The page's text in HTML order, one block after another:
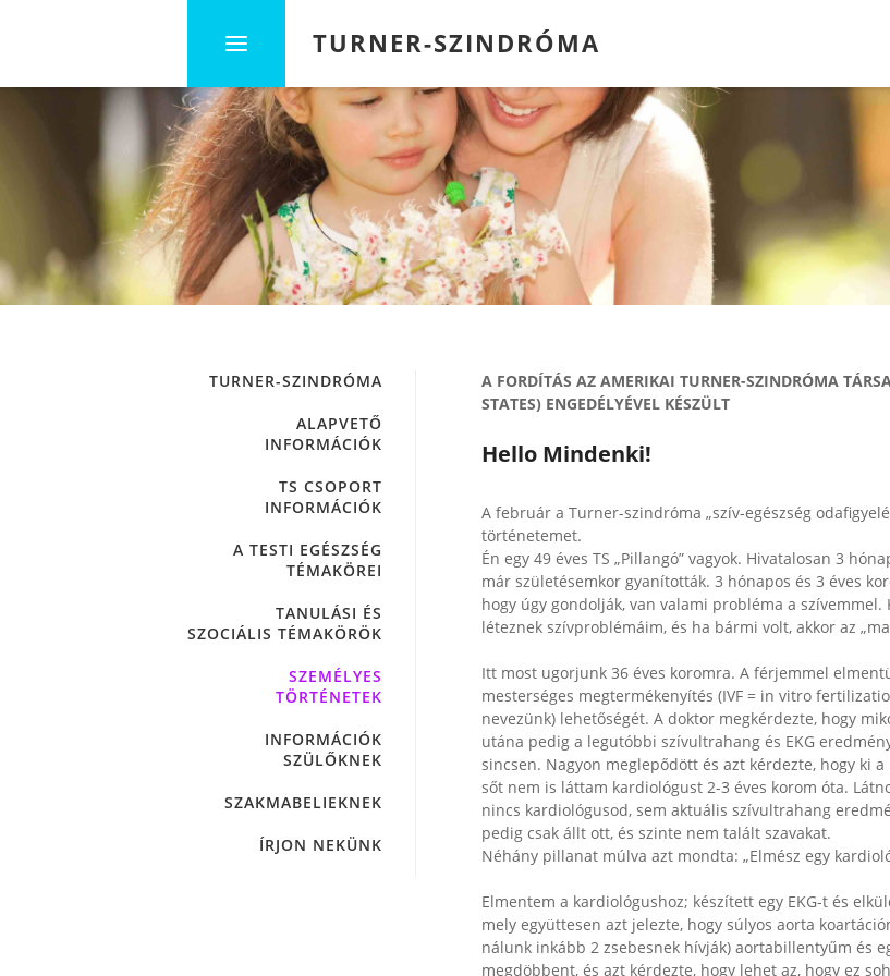
TURNER-SZINDRÓMA
TURNER-SZINDRÓMA
ALAPVETŐ
INFORMÁCIÓK
TS CSOPORT
INFORMÁCIÓK
A TESTI EGÉSZSÉG
TÉMAKÖREI
TANULÁSI ÉS
SZOCIÁLIS TÉMAKÖRÖK
SZEMÉLYES
TÖRTÉNETEK
INFORMÁCIÓK
SZÜLŐKNEK
SZAKMABELIEKNEK
ÍRJON NEKÜNK
A FORDÍTÁS AZ AMERIKAI TURNER-SZINDRÓMA
STATES) ENGEDÉLYÉVEL KÉSZÜLT
Hello Mindenki!
A február a Turner-szindróma „szív-egészség
történetemet.
Én egy 49 éves TS „Pillangó” vagyok. Hivatalosan 3
már születésemkor gyanították. 3 hónapos és 3 éves
hogy úgy gondolják, van valami probléma a
léteznek szívproblémáim, és ha bármi volt, akkor az
Itt most ugorjunk 36 éves koromra. A férjemmel
mesterséges megtermékenyítés (IVF = in vitro
nevezünk) lehetőségét. A doktor megkérdezte, hogy
utána pedig a legutóbbi szívultrahang és EKG
sincsen. Nagyon meglepődött és azt kérdezte, hogy ki
sőt nem is láttam kardiológust 2-3 éves korom óta.
nincs kardiológusod, sem aktuális szívultrahang
pedig csak állt ott, és szinte nem talált szavakat.
Néhány pillanat múlva azt mondta: „Elmész egy
Elmentem a kardiológushoz; készített egy EKG-t és
mely együttesen azt jelezte, hogy súlyos aorta
nálunk inkább 2 zsebesnek hívják) aortabillentyűm és
megdöbbent, és azt kérdezte, hogy lehet az, hogy ez